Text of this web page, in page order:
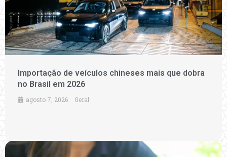
Importação de veículos chineses mais que dobra
no Brasil em 2026
agosto 7, 2026 Geral